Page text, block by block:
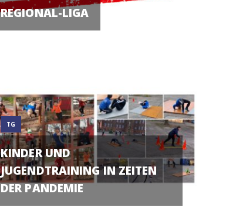
REGIONAL-LIGA
TG
KINDER UND
JUGENDTRAINING IN ZEITEN
DER PANDEMIE